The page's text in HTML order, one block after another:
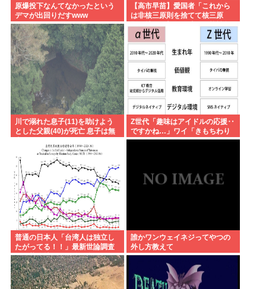
原爆投下なんてなかったという
デマが出回りだすwww
【高市早苗】愛国者「これから
は非核三原則を捨てて核三原
則。持つ！撃つ！勝つ！核戦争
には慣れている、試してみる
か？」
川で溺れた息子(11)を助けよう
とした父親(40)が死亡 息子は無
Z世代「趣味はアイドルの応援‥
ですかね…」ワイ「きもちわり
ーwww」
普通の日本人「台湾人は独立し
たがってる！！」最新世論調査
で現状維持が圧倒的に多いこと
が判明..
誰かワンウェイネジってやつの
外し方教えて